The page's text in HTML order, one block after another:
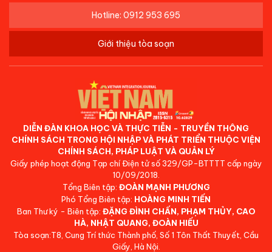
Hotline: 0912 953 695
Giới thiệu tòa soạn
DIỄN ĐÀN KHOA HỌC VÀ THỰC TIỄN - TRUYỀN THÔNG
CHÍNH SÁCH TRONG HỘI NHẬP VÀ PHÁT TRIỂN THUỘC VIỆN
CHÍNH SÁCH, PHÁP LUẬT VÀ QUẢN LÝ
Giấy phép hoạt động Tạp chí Điện tử số 329/GP-BTTTT cấp ngày
10/09/2018.
Tổng Biên tập: ĐOÀN MẠNH PHƯƠNG
Phó Tổng Biên tập: HOÀNG MINH TIẾN
Ban Thư ký - Biên tập: ĐẶNG ĐÌNH CHẤN, PHẠM THỦY, CAO
HÀ, NHẬT QUANG, ĐOÀN HIẾU
Tòa soạn:T8, Cung Trí thức Thành phố, Số 1 Tôn Thất Thuyết, Cầu
Giấy, Hà Nội.